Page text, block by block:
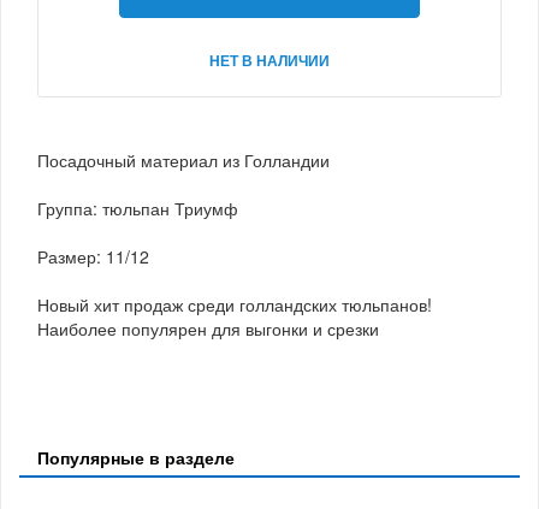
НЕТ В НАЛИЧИИ
Посадочный материал из Голландии
Группа: тюльпан Триумф
Размер: 11/12
Новый хит продаж среди голландских тюльпанов!
Наиболее популярен для выгонки и срезки
Популярные в разделе